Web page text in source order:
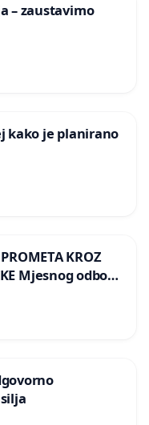
– zaustavimo
kako je planirano
KROZ
Mjesnog odbora